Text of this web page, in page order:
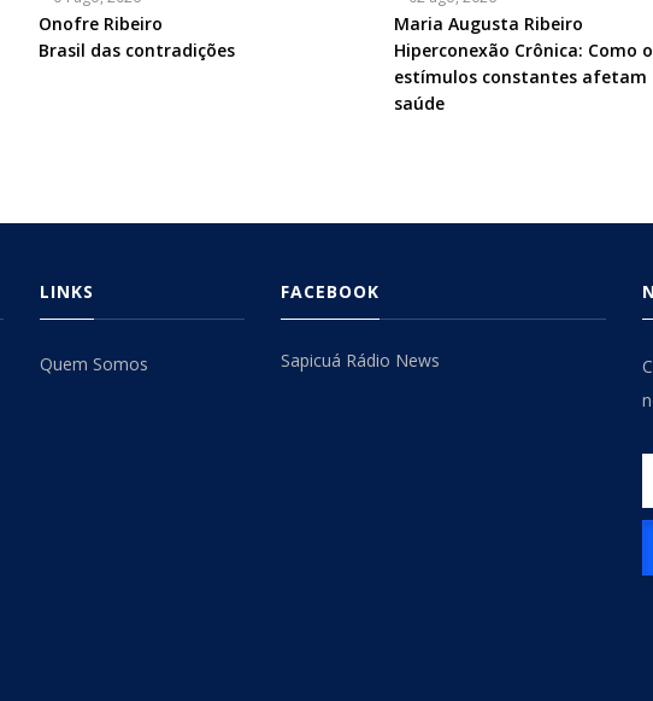
Articulista
ou
Onofre Ribeiro
Brasil das contradições
Articulista
ou
Chamada
-
Maria Augusta Ribeiro
Hiperconexão Crônica: Como
estímulos constantes afetam
saúde
LINKS
Quem Somos
FACEBOOK
Sapicuá Rádio News